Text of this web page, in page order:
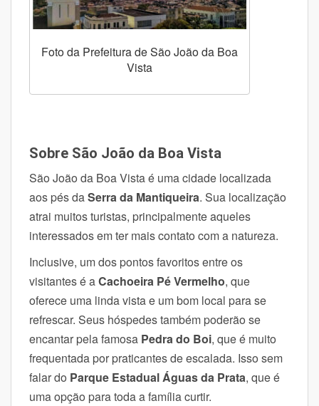
Foto da Prefeitura de São João da Boa
Vista
Sobre São João da Boa Vista
São João da Boa Vistaé uma cidade localizada
aos pés daSerra da Mantiqueira. Sua localização
atrai muitos turistas, principalmente aqueles
interessados em ter mais contato com a natureza.
Inclusive, um dos pontos favoritos entre os
visitantes é aCachoeira Pé Vermelho, que
oferece uma linda vista e um bom local para se
refrescar. Seus hóspedes também poderão se
encantar pela famosa Pedra do Boi, que é muito
frequentada por praticantes de escalada. Isso sem
falar do Parque Estadual Águas da Prata, que é
uma opção para toda a família curtir.